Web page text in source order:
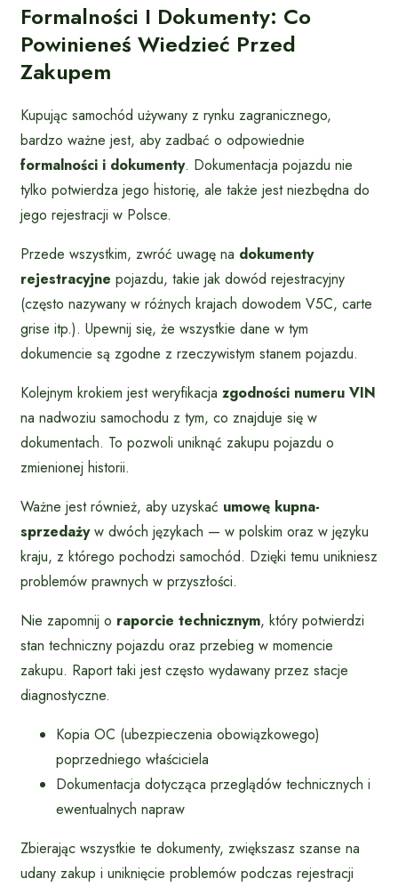
Formalności I Dokumenty: Co
Powinieneś Wiedzieć Przed
Zakupem
Kupując samochód używany z rynku zagranicznego,
bardzo ważne jest, aby zadbać o odpowiednie
formalności i dokumenty. Dokumentacja pojazdu nie
tylko potwierdza jego historię, ale także jest niezbędna do
jego rejestracji w Polsce.
Przede wszystkim, zwróć uwagę na dokumenty
rejestracyjne pojazdu, takie jak dowód rejestracyjny
(często nazywany w różnych krajach dowodem V5C, carte
grise itp.). Upewnij się, że wszystkie dane w tym
dokumencie są zgodne z rzeczywistym stanem pojazdu.
Kolejnym krokiem jest weryfikacja zgodności numeru VIN
na nadwoziu samochodu z tym, co znajduje się w
dokumentach. To pozwoli uniknąć zakupu pojazdu o
zmienionej historii.
Ważne jest również, aby uzyskać umowę kupna-
sprzedażyw dwóch językach — w polskim oraz w języku
kraju, z którego pochodzi samochód. Dzięki temu unikniesz
problemów prawnych w przyszłości.
Nie zapomnij o raporcie technicznym, który potwierdzi
stan techniczny pojazdu oraz przebieg w momencie
zakupu. Raport taki jest często wydawany przez stacje
diagnostyczne.
Kopia OC (ubezpieczenia obowiązkowego)
poprzedniego właściciela
Dokumentacja dotycząca przeglądów technicznych i
ewentualnych napraw
Zbierając wszystkie te dokumenty, zwiększasz szanse na
udany zakup i uniknięcie problemów podczas rejestracji